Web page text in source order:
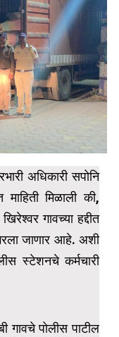
अधिकारी सपोनि
माहिती मिळाली की,
गावच्या हद्दीत
जाणार आहे. अशी
स्टेशनचे कर्मचारी
गावचे पोलीस पाटील